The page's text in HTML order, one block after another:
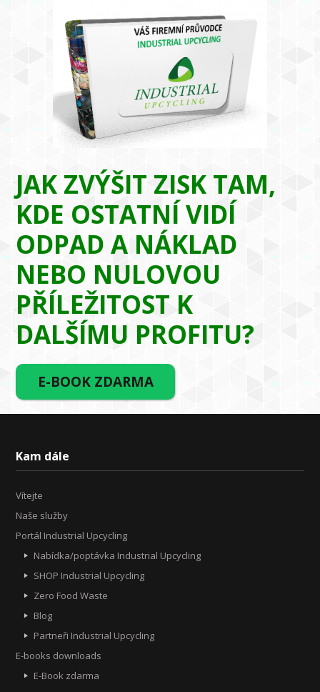
JAK ZVÝŠIT ZISK TAM,
KDE OSTATNÍ VIDÍ
ODPAD A NÁKLAD
NEBO NULOVOU
PŘÍLEŽITOST K
DALŠÍMU PROFITU?
E-BOOK ZDARMA
Kam dále
Vítejte
Naše služby
Portál Industrial Upcycling
Nabídka/poptávka Industrial Upcycling
SHOP Industrial Upcycling
Zero Food Waste
Blog
Partneři Industrial Upcycling
E-books downloads
E-Book zdarma